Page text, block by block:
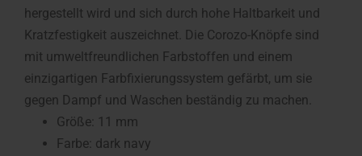
hergestellt wird und sich durch hohe Haltbarkeit und
Kratzfestigkeit auszeichnet. Die Corozo-Knöpfe sind
mit umweltfreundlichen Farbstoffen und einem
einzigartigen Farbfixierungssystem gefärbt, um sie
gegen Dampf und Waschen beständig zu machen.
Größe: 11 mm
Farbe: dark navy